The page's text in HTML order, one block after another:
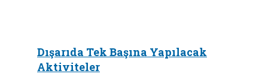
Dışarıda Tek Başına Yapılacak
Aktiviteler